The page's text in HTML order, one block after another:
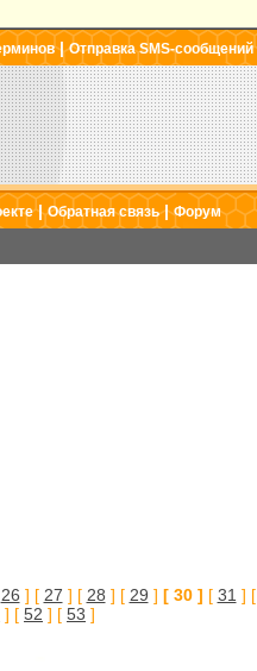
|Отправка SMS-сообщений
|Обратная связь|Форум
26 ] [ 27 ] [ 28 ] [ 29 ] [ 30 ] [ 31 ] [
] [ 52 ] [ 53 ]